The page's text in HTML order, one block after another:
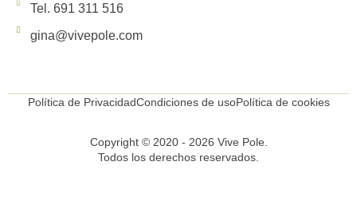
Tel. 691 311 516
gina@vivepole.com
Política de PrivacidadCondiciones de usoPolítica de cookies
Copyright © 2020 - 2026 Vive Pole.
Todos los derechos reservados.